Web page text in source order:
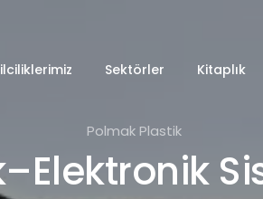
Sektörler Kitaplık
Polmak Plastik